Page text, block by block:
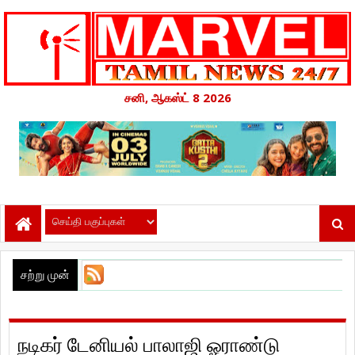
சனி, ஆகஸ்ட் 8 2026
சற்று முன்
நடிகர் டேனியல் பாலாஜி ஓராண்டு